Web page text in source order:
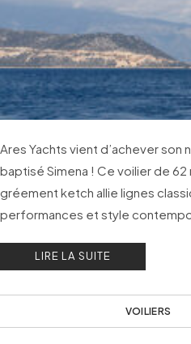
Ares Yachts vient d’achever son
baptisé Simena ! Ce voilier de 62
gréement ketch allie lignes
performances et style
LIRE LA SUITE
VOILIERS